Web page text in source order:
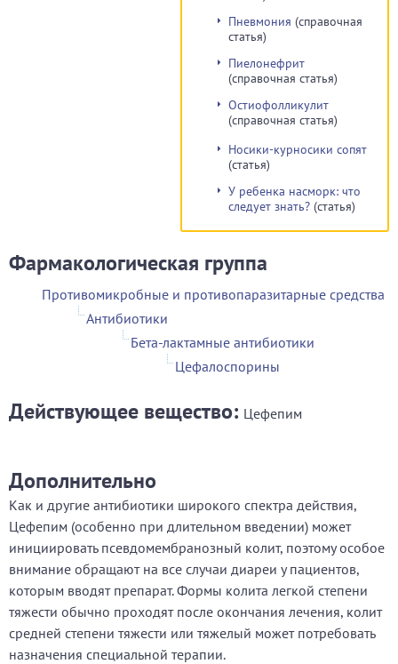
Пневмония (справочная
статья)
Пиелонефрит
(справочная статья)
Остиофолликулит
(справочная статья)
Носики-курносики сопят
(статья)
У ребенка насморк: что
следует знать? (статья)
Фармакологическая группа
Противомикробные и противопаразитарные средства
Антибиотики
Бета-лактамные антибиотики
Цефалоспорины
Действующее вещество: Цефепим
Дополнительно
Как и другие антибиотики широкого спектра действия,
Цефепим (особенно при длительном введении) может
инициировать псевдомембранозный колит, поэтому особое
внимание обращают на все случаи диареи у пациентов,
которым вводят препарат. Формы колита легкой степени
тяжести обычно проходят после окончания лечения, колит
средней степени тяжести или тяжелый может потребовать
назначения специальной терапии.